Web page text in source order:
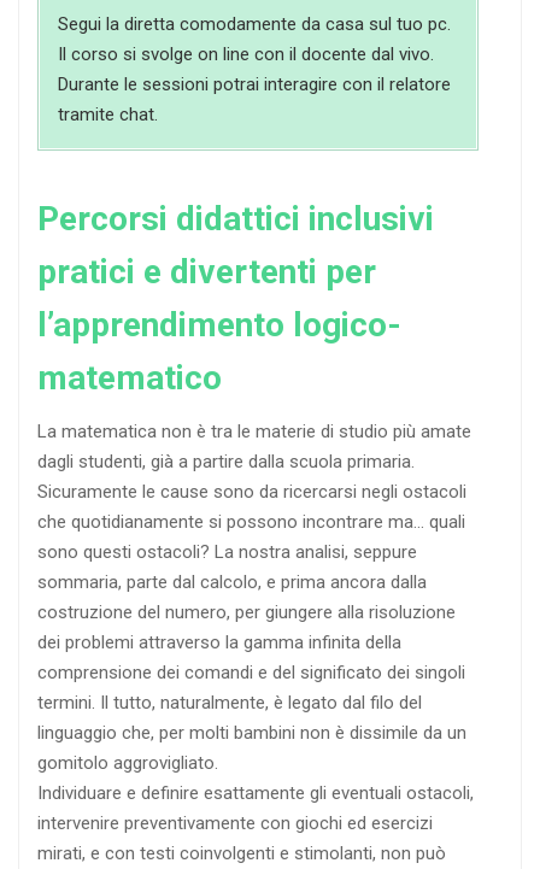
Segui la diretta comodamente da casa sul tuo pc.
Il corso si svolge on line con il docente dal vivo.
Durante le sessioni potrai interagire con il relatore
tramite chat.
Percorsi didattici inclusivi
pratici e divertenti per
l’apprendimento logico-
matematico
La matematica non è tra le materie di studio più amate
dagli studenti, già a partire dalla scuola primaria.
Sicuramente le cause sono da ricercarsi negli ostacoli
che quotidianamente si possono incontrare ma… quali
sono questi ostacoli? La nostra analisi, seppure
sommaria, parte dal calcolo, e prima ancora dalla
costruzione del numero, per giungere alla risoluzione
dei problemi attraverso la gamma infinita della
comprensione dei comandi e del significato dei singoli
termini. Il tutto, naturalmente, è legato dal filo del
linguaggio che, per molti bambini non è dissimile da un
gomitolo aggrovigliato.
Individuare e definire esattamente gli eventuali ostacoli,
intervenire preventivamente con giochi ed esercizi
mirati, e con testi coinvolgenti e stimolanti, non può